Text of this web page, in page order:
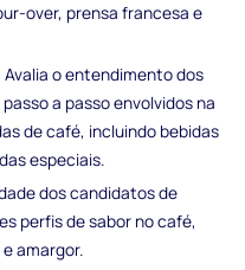
over, prensa francesa e
Avalia o entendimento dos
a passo envolvidos na
de café, incluindo bebidas
especiais.
dos candidatos de
perfis de sabor no café,
amargor.